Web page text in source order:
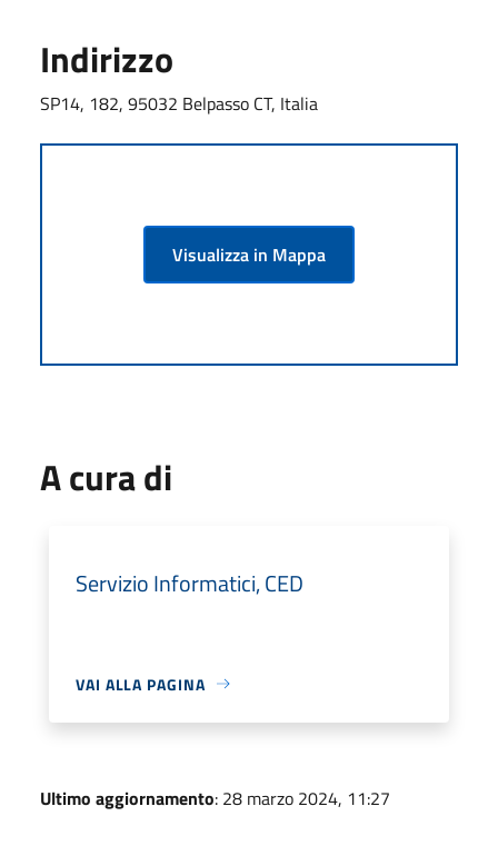
Indirizzo
SP14, 182, 95032 Belpasso CT, Italia
Visualizza in Mappa
A cura di
Servizio Informatici, CED
VAI ALLA PAGINA
Ultimo aggiornamento: 28 marzo 2024, 11:27